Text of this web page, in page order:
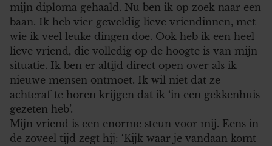
mijn diploma gehaald. Nu ben ik op zoek naar een
baan. Ik heb vier geweldig lieve vriendinnen, met
wie ik veel leuke dingen doe. Ook heb ik een heel
lieve vriend, die volledig op de hoogte is van mijn
situatie. Ik ben er altijd direct open over als ik
nieuwe mensen ontmoet. Ik wil niet dat ze
achteraf te horen krijgen dat ik ‘in een gekkenhuis
gezeten heb’.
Mijn vriend is een enorme steun voor mij. Eens in
de zoveel tijd zegt hij: ‘Kijk waar je vandaan komt